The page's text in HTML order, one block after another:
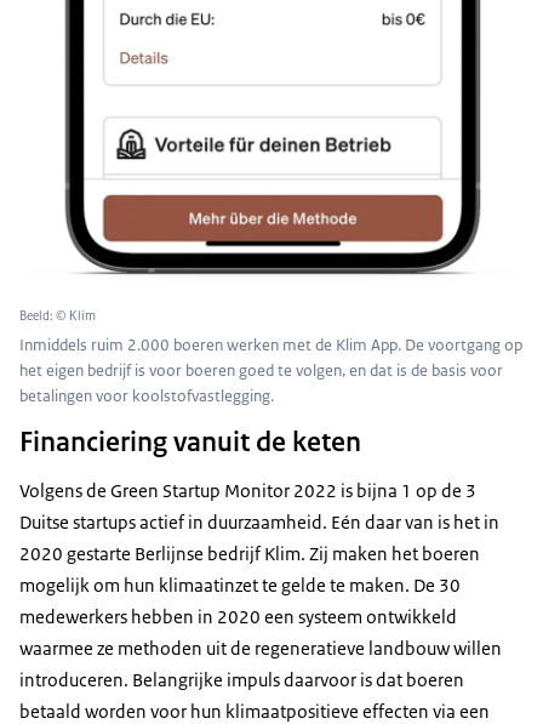
Beeld: © Klim
Inmiddels ruim 2.000 boeren werken met de Klim App. De voortgang op
het eigen bedrijf is voor boeren goed te volgen, en dat is de basis voor
betalingen voor koolstofvastlegging.
Financiering vanuit de keten
Volgens de Green Startup Monitor 2022 is bijna 1 op de 3
Duitse startups actief in duurzaamheid. Eén daar van is het in
2020 gestarte Berlijnse bedrijf Klim. Zij maken het boeren
mogelijk om hun klimaatinzet te gelde te maken. De 30
medewerkers hebben in 2020 een systeem ontwikkeld
waarmee ze methoden uit de regeneratieve landbouw willen
introduceren. Belangrijke impuls daarvoor is dat boeren
betaald worden voor hun klimaatpositieve effecten via een